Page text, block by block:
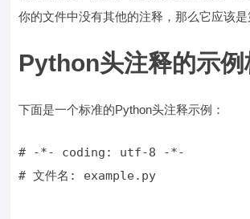
你的文件中没有其他的注释，那么它应该是
Python头注释的示例
下面是一个标准的Python头注释示例：
# 文件名: example.py